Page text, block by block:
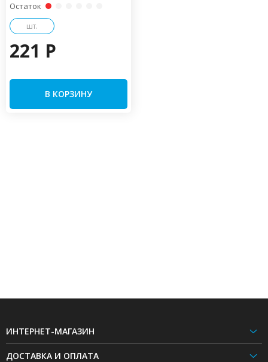
Остаток
шт.
221 P
В КОРЗИНУ
ИНТЕРНЕТ-МАГАЗИН
ДОСТАВКА И ОПЛАТА